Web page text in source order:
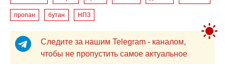
пропан бутан НПЗ
Следите за нашим Telegram - каналом,
чтобы не пропустить самое актуальное